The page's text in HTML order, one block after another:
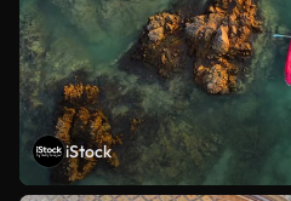
iStock